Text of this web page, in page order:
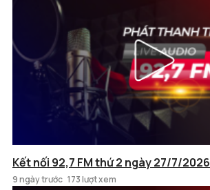
Kết nối 92,7 FM thứ 2 ngày 27/7/2026
9 ngày trước 173 lượt xem